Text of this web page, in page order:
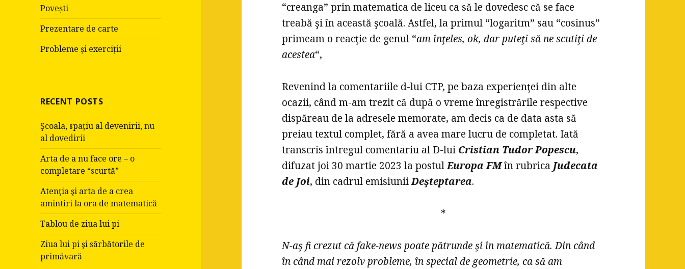
Povești
Prezentare de carte
Probleme și exerciții
RECENT POSTS
Şcoala, spațiu al devenirii, nu
al dovedirii
Arta de a nu face ore – o
completare “scurtă”
Atenţia şi arta de a crea
amintiri la ora de matematică
Tablou de ziua lui pi
Ziua lui pi şi sărbătorile de
primăvară
“creanga” prin matematica de liceu ca să le dovedesc că se face
treabă şi în această şcoală. Astfel, la primul “logaritm” sau “cosinus”
primeam o reacţie de genul “am înţeles, ok, dar puteţi să ne scutiţi de
acestea“,
Revenind la comentariile d-lui CTP, pe baza experienţei din alte
ocazii, când m-am trezit că după o vreme înregistrările respective
dispăreau de la adresele memorate, am decis ca de data asta să
preiau textul complet, fără a avea mare lucru de completat. Iată
transcris întregul comentariu al D-lui Cristian Tudor Popescu,
difuzat joi 30 martie 2023 la postulEuropa FMîn rubrica Judecata
de Joi, din cadrul emisiuniiDeşteptarea.
*
N-aş fi crezut că fake-news poate pătrunde şi în matematică. Din când
în când mai rezolv probleme, în special de geometrie, ca să am